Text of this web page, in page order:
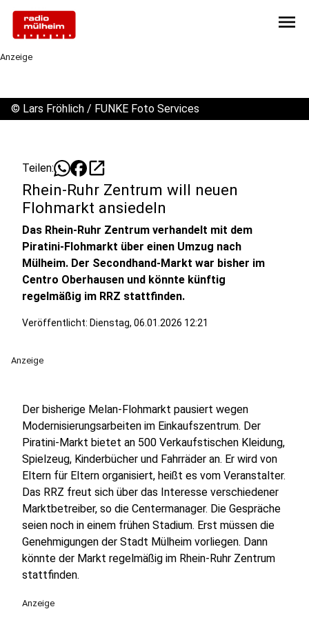
menu
Anzeige
© Lars Fröhlich / FUNKE Foto Services
Teilen: open_in_new
Rhein-Ruhr Zentrum will neuen
Flohmarkt ansiedeln
Das Rhein-Ruhr Zentrum verhandelt mit dem
Piratini-Flohmarkt über einen Umzug nach
Mülheim. Der Secondhand-Markt war bisher im
Centro Oberhausen und könnte künftig
regelmäßig im RRZ stattfinden.
Veröffentlicht: Dienstag, 06.01.2026 12:21
Anzeige
Der bisherige Melan-Flohmarkt pausiert wegen
Modernisierungsarbeiten im Einkaufszentrum. Der
Piratini-Markt bietet an 500 Verkaufstischen Kleidung,
Spielzeug, Kinderbücher und Fahrräder an. Er wird von
Eltern für Eltern organisiert, heißt es vom Veranstalter.
Das RRZ freut sich über das Interesse verschiedener
Marktbetreiber, so die Centermanager. Die Gespräche
seien noch in einem frühen Stadium. Erst müssen die
Genehmigungen der Stadt Mülheim vorliegen. Dann
könnte der Markt regelmäßig im Rhein-Ruhr Zentrum
stattfinden.
Anzeige